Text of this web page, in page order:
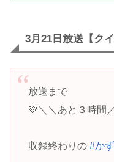
3月21日放送【ク
放送まで
💚＼＼あと３時間
収録終わりの #か